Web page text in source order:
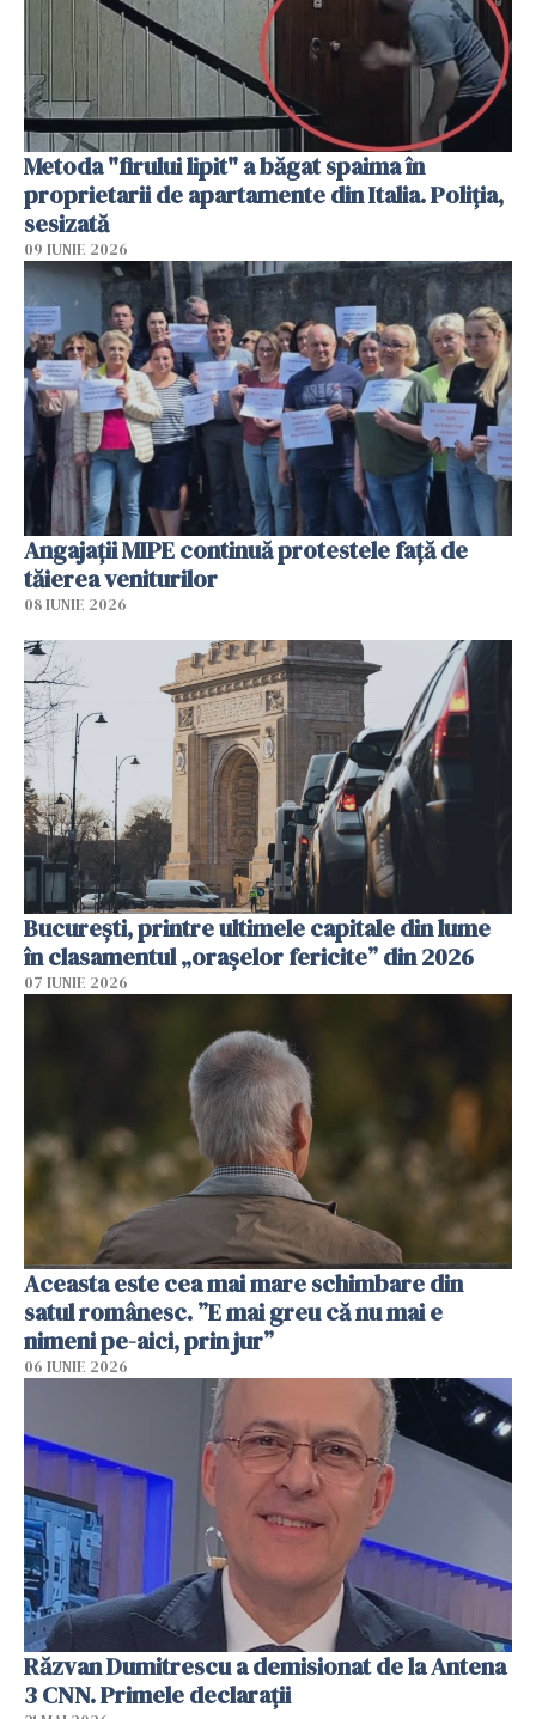
Metoda "firului lipit" a băgat spaima în
proprietarii de apartamente din Italia. Poliția,
sesizată
09 IUNIE 2026
Angajaţii MIPE continuă protestele faţă de
tăierea veniturilor
08 IUNIE 2026
București, printre ultimele capitale din lume
în clasamentul „orașelor fericite” din 2026
07 IUNIE 2026
Aceasta este cea mai mare schimbare din
satul românesc. ”E mai greu că nu mai e
nimeni pe-aici, prin jur”
06 IUNIE 2026
Răzvan Dumitrescu a demisionat de la Antena
3 CNN. Primele declarații